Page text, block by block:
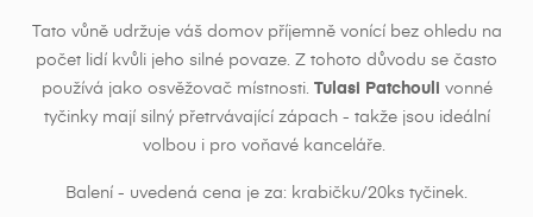
Tato vůně udržuje váš domov příjemně vonící bez ohledu na
počet lidí kvůli jeho silné povaze. Z tohoto důvodu se často
používá jako osvěžovač místnosti. Tulasi Patchouli vonné
tyčinky mají silný přetrvávající zápach - takže jsou ideální
volbou i pro voňavé kanceláře.
Balení - uvedená cena je za: krabičku/20ks tyčinek.